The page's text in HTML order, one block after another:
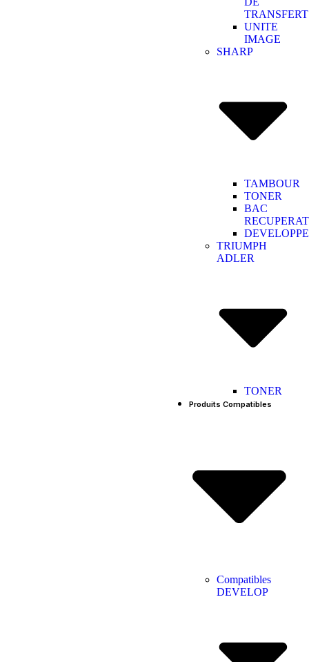
TRANSFERT
UNITE
IMAGE
SHARP
TAMBOUR
TONER
BAC
TRIUMPH
ADLER
TONER
Produits Compatibles
Compatibles
DEVELOP